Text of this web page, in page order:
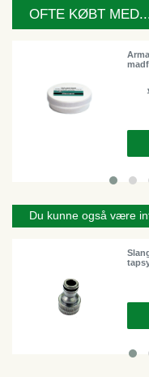
OFTE KØBT
Du kunne også være